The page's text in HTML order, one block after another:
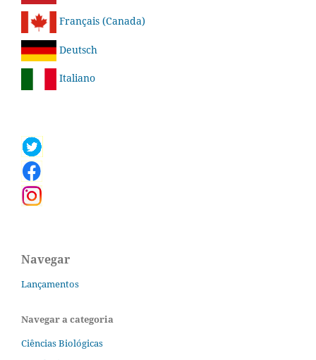
Français (Canada)
Deutsch
Italiano
Navegar
Lançamentos
Navegar a categoria
Ciências Biológicas